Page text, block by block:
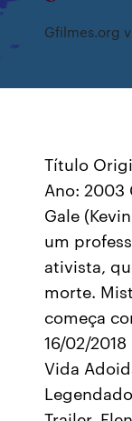
Gfilmes.org
Título
Ano: 2003
Gale
um
ativista,
morte.
começa
16/02/
Vida